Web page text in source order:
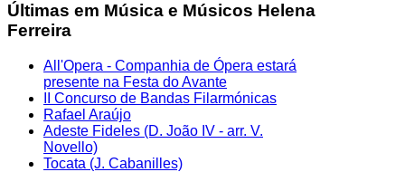
Últimas em Música e Músicos Helena
Ferreira
All'Opera - Companhia de Ópera estará
presente na Festa do Avante
II Concurso de Bandas Filarmónicas
Rafael Araújo
Adeste Fideles (D. João IV - arr. V.
Novello)
Tocata (J. Cabanilles)